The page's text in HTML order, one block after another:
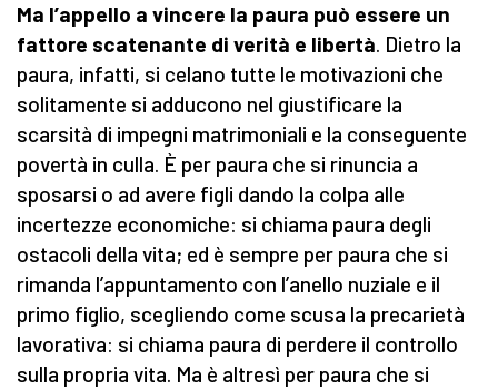
Ma l’appello a vincere la paura può essere un
fattore scatenante di verità e libertà. Dietro la
paura, infatti, si celano tutte le motivazioni che
solitamente si adducono nel giustificare la
scarsità di impegni matrimoniali e la conseguente
povertà in culla. È per paura che si rinuncia a
sposarsi o ad avere figli dando la colpa alle
incertezze economiche: si chiama paura degli
ostacoli della vita; ed è sempre per paura che si
rimanda l’appuntamento con l’anello nuziale e il
primo figlio, scegliendo come scusa la precarietà
lavorativa: si chiama paura di perdere il controllo
sulla propria vita. Ma è altresì per paura che si